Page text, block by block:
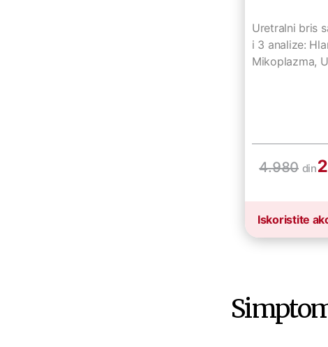
Uretralni bris
i 3 analize:
Mikoplazma,
4.980 din
Iskoristite